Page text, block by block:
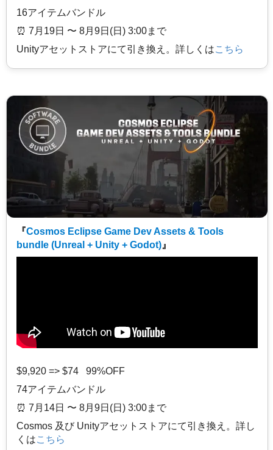
16アイテムバンドル
⏰️ 7月19日 〜 8月9日(日) 3:00まで
Unityアセットストアにて引き換え。詳しくはこちら
『Cosmos Eclipse Game Dev Assets & Tools
bundle (Unreal + Unity + Godot) 』
$9,920 => $74 99%OFF
74アイテムバンドル
⏰️ 7月14日 〜 8月9日(日) 3:00まで
Cosmos 及び Unityアセットストアにて引き換え。詳し
くはこちら